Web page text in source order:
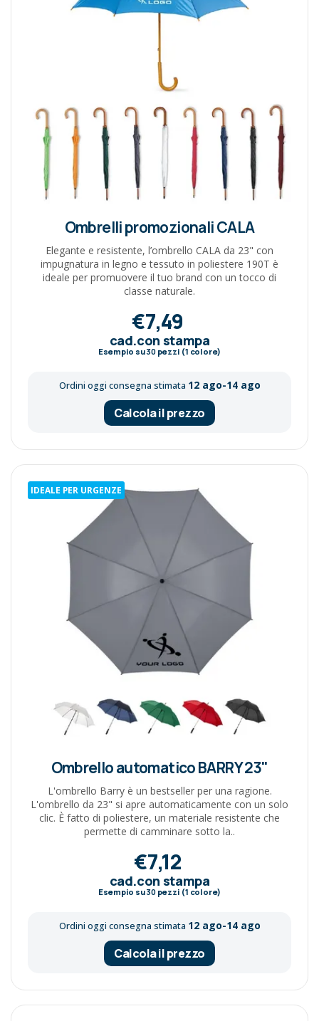
Ombrelli promozionali CALA
Elegante e resistente, l’ombrello CALA da 23" con
impugnatura in legno e tessuto in poliestere 190T è
ideale per promuovere il tuo brand con un tocco di
classe naturale.
€7,49
cad.con stampa
Esempio su30pezzi (1 colore)
Ordini oggi consegna stimata 12 ago-14 ago
Calcola il prezzo
IDEALE PER URGENZE
Ombrello automatico BARRY 23"
L'ombrello Barry è un bestseller per una ragione.
L'ombrello da 23" si apre automaticamente con un solo
clic. È fatto di poliestere, un materiale resistente che
permette di camminare sotto la..
€7,12
cad.con stampa
Esempio su30pezzi (1 colore)
Ordini oggi consegna stimata 12 ago-14 ago
Calcola il prezzo